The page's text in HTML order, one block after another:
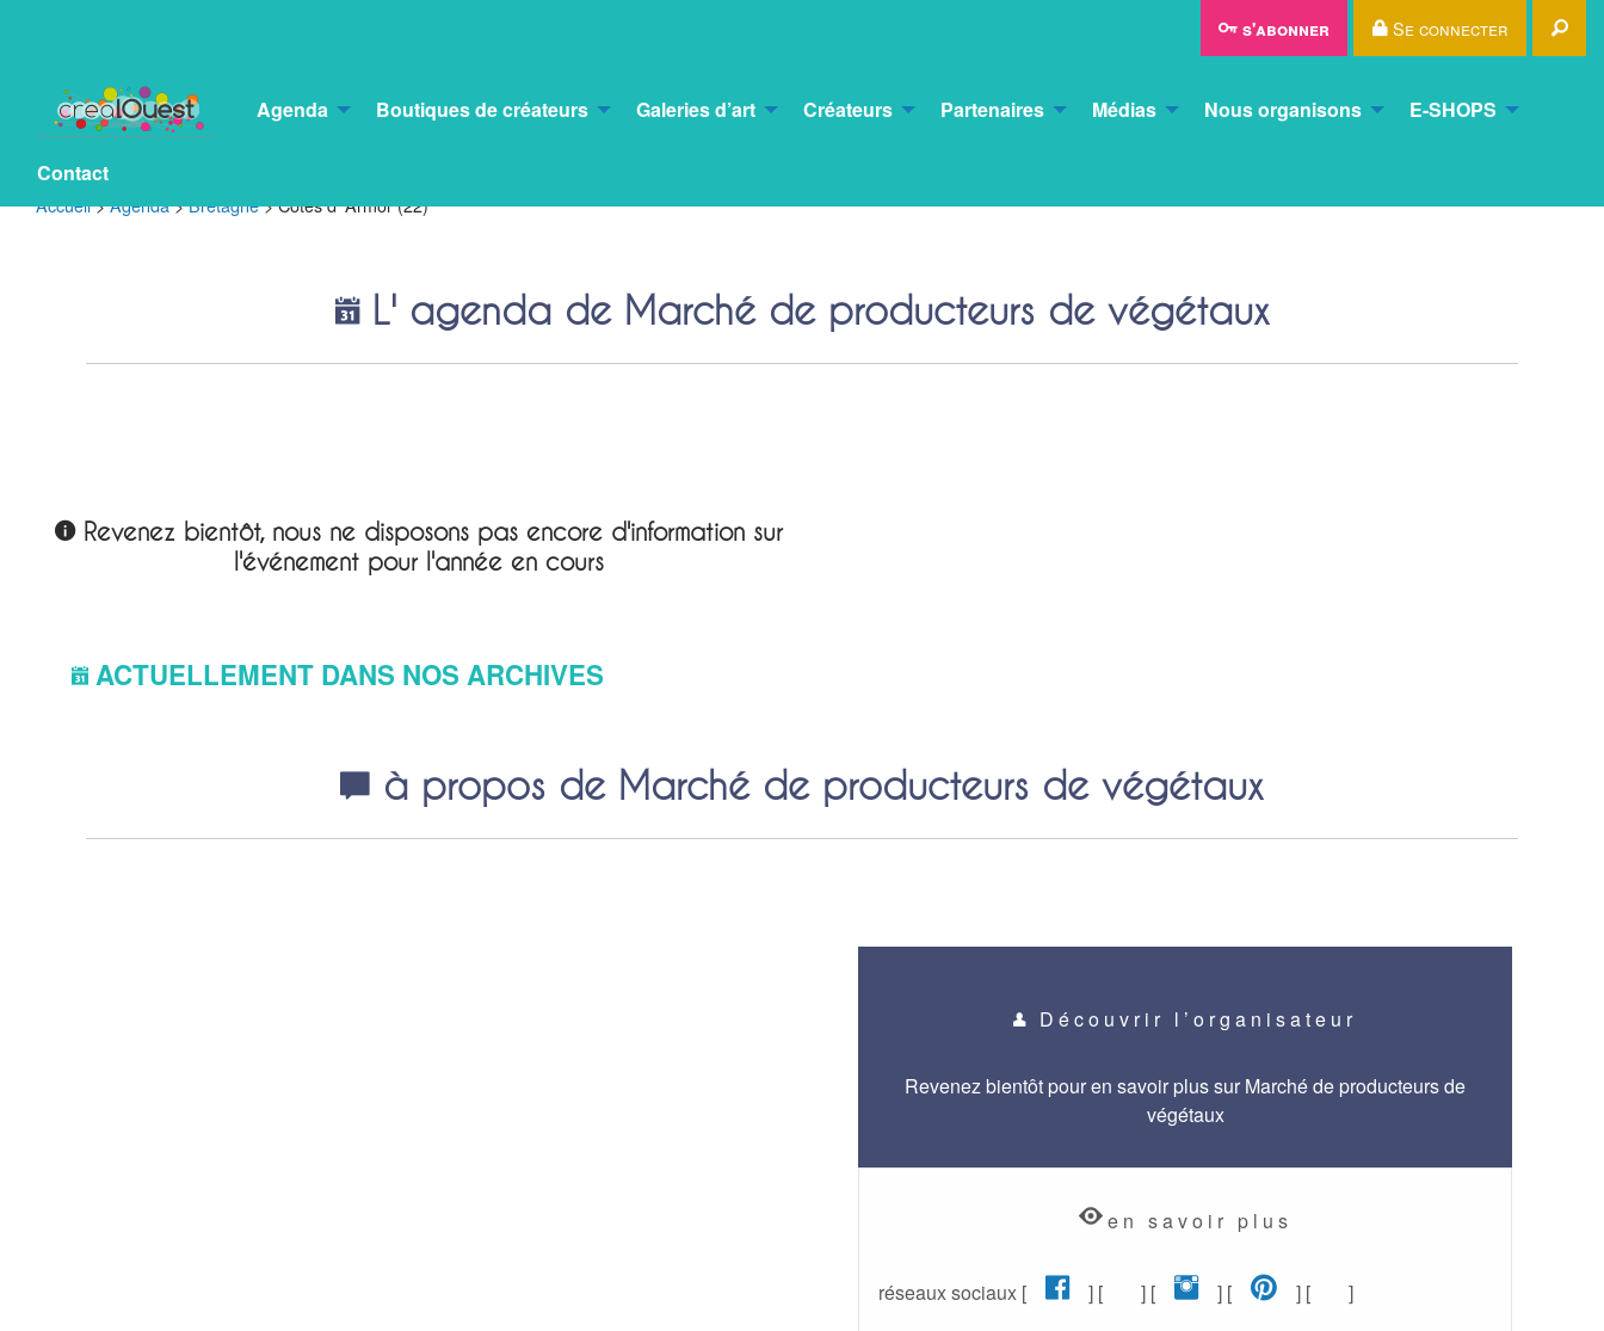
s'abonner Se connecter
Agenda Boutiques de créateurs Galeries d’art Créateurs Partenaires Médias Nous organisons E-SHOPS
Contact
Accueil>Agenda>Bretagne>Côtes d’ Armor (22)
L' agenda de Marché de producteurs de végétaux
Revenez bientôt, nous ne disposons pas encore d'information sur
l'événement pour l'année en cours
ACTUELLEMENT DANS NOS ARCHIVES
à propos de Marché de producteurs de végétaux
Découvrir l’organisateur
Revenez bientôt pour en savoir plus sur Marché de producteurs de
végétaux
en savoir plus
réseaux sociaux [ Facebook (nouvelle fenêtre)
] [ Etsy (nouvelle fenêtre)
] [ Instagram (nouvelle
] [ Pinterest (nouvelle
] [ Google+
]